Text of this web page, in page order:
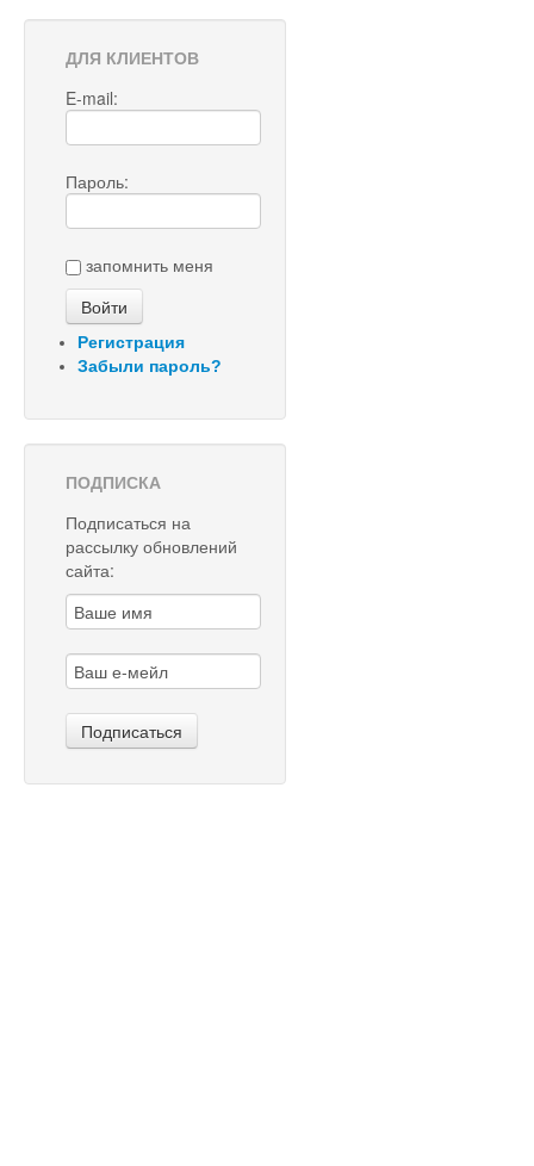
ДЛЯ КЛИЕНТОВ
E-mail:
Пароль:
запомнить меня
Регистрация
Забыли пароль?
ПОДПИСКА
Подписаться на
рассылку обновлений
сайта: